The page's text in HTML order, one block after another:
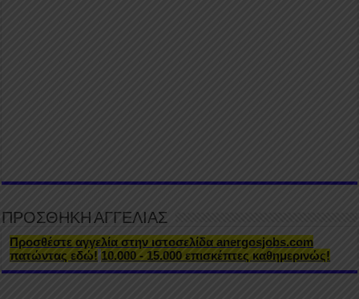
ΠΡΟΣΘΗΚΗ ΑΓΓΕΛΙΑΣ
Προσθέστε αγγελία στην ιστοσελίδα anergosjobs.com
πατώντας εδώ! 10.000 - 15.000 επισκέπτες καθημερινώς!